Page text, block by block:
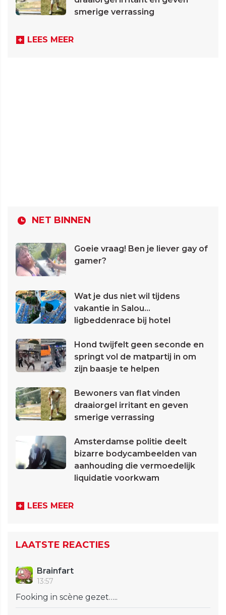
smerige verrassing
LEES MEER
NET BINNEN
Goeie vraag! Ben je liever gay of
gamer?
Wat je dus niet wil tijdens
vakantie in Salou...
ligbeddenrace bij hotel
Hond twijfelt geen seconde en
springt vol de matpartij in om
zijn baasje te helpen
Bewoners van flat vinden
draaiorgel irritant en geven
smerige verrassing
Amsterdamse politie deelt
bizarre bodycambeelden van
aanhouding die vermoedelijk
liquidatie voorkwam
LEES MEER
LAATSTE REACTIES
Brainfart
13:57
Fooking in scène gezet…..